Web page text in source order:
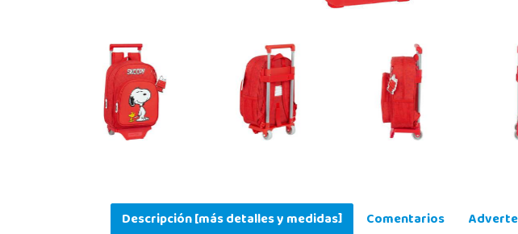
Descripción [más detalles y medidas] Comentarios